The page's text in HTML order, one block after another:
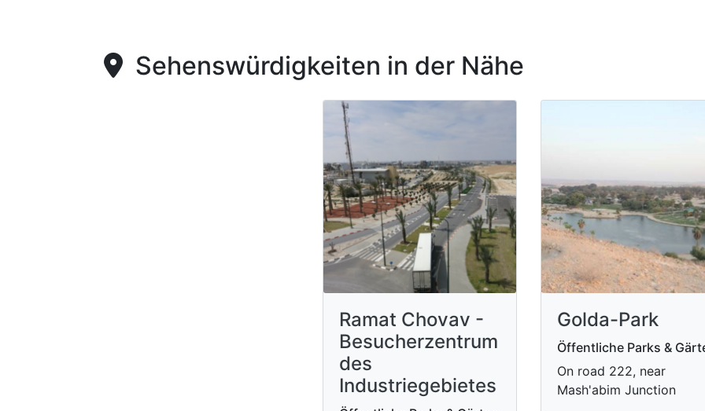
Sehenswürdigkeiten in der Nähe
Ramat Chovav -
Besucherzentrum
des
Industriegebietes
Golda-Park
Öffentliche Parks &
On road 222, near
Mash'abim Junction